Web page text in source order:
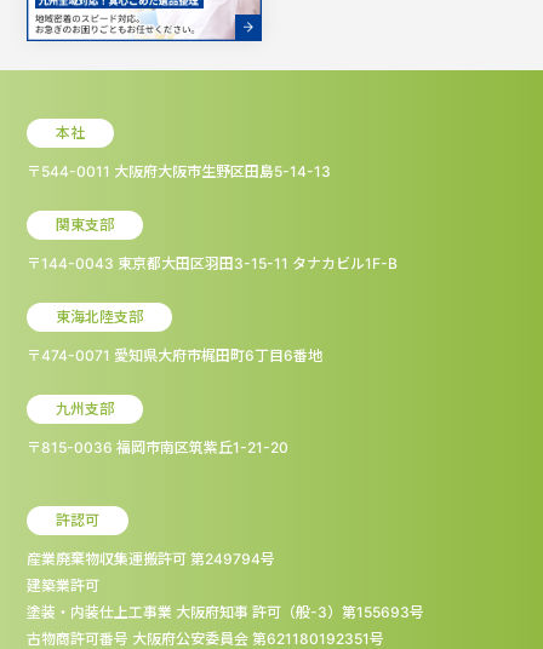
本社
〒544-0011 大阪府大阪市生野区田島5-14-13
関東支部
〒144-0043 東京都大田区羽田3-15-11 タナカビル1F-B
東海北陸支部
〒474-0071 愛知県大府市梶田町6丁目6番地
九州支部
〒815-0036 福岡市南区筑紫丘1-21-20
許認可
産業廃棄物収集運搬許可 第249794号
建築業許可
塗装・内装仕上工事業 大阪府知事 許可（般-3）第155693号
古物商許可番号 大阪府公安委員会 第621180192351号